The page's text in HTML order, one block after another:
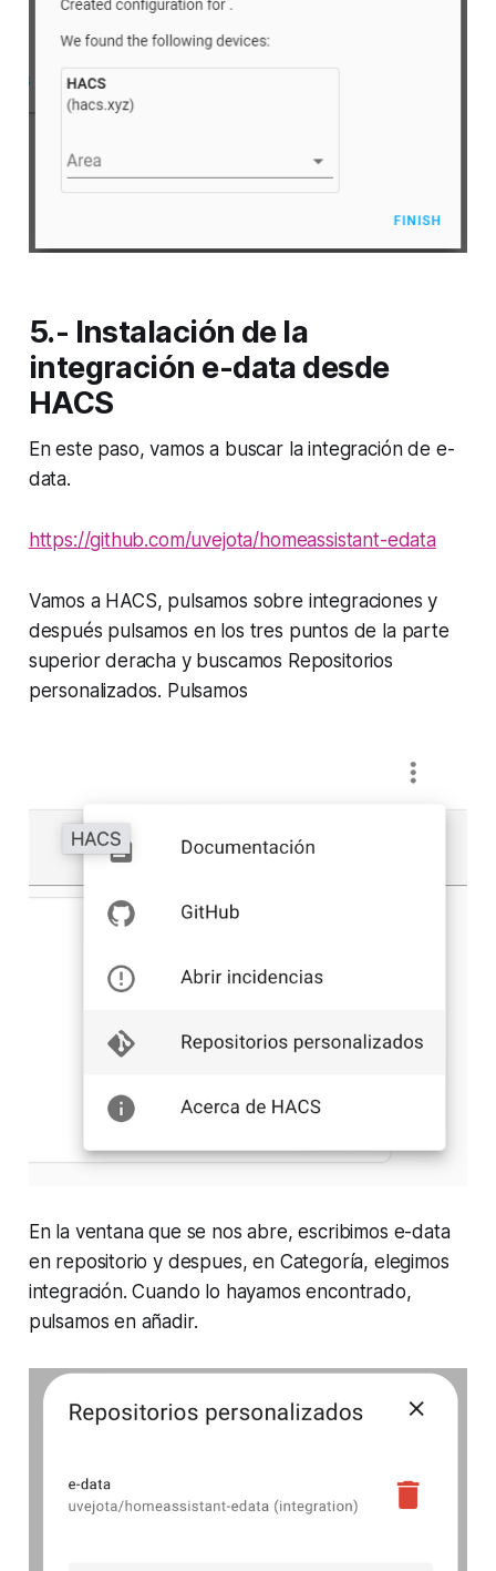
5.- Instalación de la
integración e-data desde
HACS
En este paso, vamos a buscar la integración de e-
data.
https://github.com/uvejota/homeassistant-edata
Vamos a HACS, pulsamos sobre integraciones y
después pulsamos en los tres puntos de la parte
superior deracha y buscamos Repositorios
personalizados. Pulsamos
En la ventana que se nos abre, escribimos e-data
en repositorio y despues, en Categoría, elegimos
integración. Cuando lo hayamos encontrado,
pulsamos en añadir.